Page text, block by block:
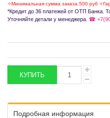
✧Минимальная сумма заказа 500 руб
*Кредит до 36 платежей от ОТП Банка.
Уточняйте детали у менеджера. ☎
Подробная информация